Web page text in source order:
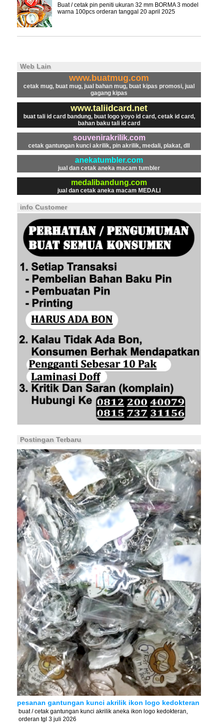
Buat / cetak pin peniti ukuran 32 mm BORMA 3 model
warna 100pcs orderan tanggal 20 april 2025
Web Lain
www.buatmug.com
cetak mug, buat mug, jual bahan mug, buat kipas promosi, jual
gagang kipas
www.taliidcard.net
buat tali id card bandung, buat logo yoyo id card, cetak id card,
bahan baku tali id card
souvenirakrilik.com
cetak gantungan kunci akrilik, pin akrilik, medali, plakat, dll
anekatumbler.com
jual dan cetak aneka macam tumbler
medalibandung.com
jual dan cetak aneka macam MEDALI
info Customer
Postingan Terbaru
pesanan gantungan kunci akrilik ikon logo kedokteran
buat / cetak gantungan kunci akrilik aneka ikon logo kedokteran,
orderan tgl 3 juli 2026